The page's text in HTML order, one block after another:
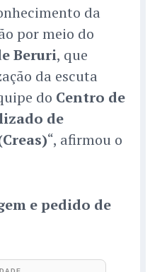
da
por meio do
Beruri, que
da escuta
do Centro de
de
“, afirmou o
e pedido de